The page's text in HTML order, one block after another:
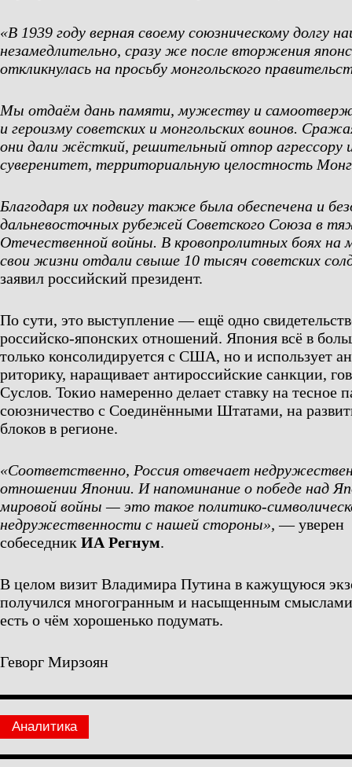
«В 1939 году верная своему союзническому долгу
незамедлительно, сразу же после вторжения
откликнулась на просьбу монгольского
Мы отдаём дань памяти, мужеству и
и героизму советских и монгольских воинов.
они дали жёсткий, решительный отпор агрессору
суверенитет, территориальную целостность
Благодаря их подвигу также была обеспечена и
дальневосточных рубежей Советского Союза в
Отечественной войны. В кровопролитных боях на
свои жизни отдали свыше 10 тысяч советских
заявил российский президент.
По сути, это выступление — ещё одно
российско-японских отношений. Япония всё в
только консолидируется с США, но и использует
риторику, наращивает антироссийские санкции,
Суслов. Токио намеренно делает ставку на тесное
союзничество с Соединёнными Штатами, на
блоков в регионе.
«Соответственно, Россия отвечает
отношении Японии. И напоминание о победе над
мировой войны — это такое политико-
недружественности с нашей стороны», — уверен
собеседник ИА Регнум.
В целом визит Владимира Путина в кажущуюся
получился многогранным и насыщенным
есть о чём хорошенько подумать.
Геворг Мирзоян
Аналитика